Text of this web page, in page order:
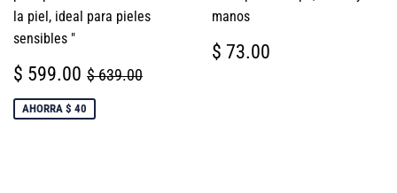
la piel, ideal para pieles
sensibles "
PRECIO
DE
VENTA
$ 599.00 $
599.00
PRECIO HABITUAL
$ 639.00
AHORRA $ 40
manos
PRECIO
HABITUAL
$ 73.00